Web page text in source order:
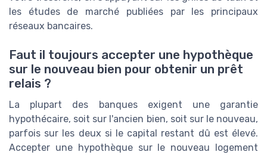
les études de marché publiées par les principaux
réseaux bancaires.
Faut il toujours accepter une hypothèque
sur le nouveau bien pour obtenir un prêt
relais ?
La plupart des banques exigent une garantie
hypothécaire, soit sur l'ancien bien, soit sur le nouveau,
parfois sur les deux si le capital restant dû est élevé.
Accepter une hypothèque sur le nouveau logement